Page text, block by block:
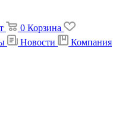
0 Корзина
Новости
Компания